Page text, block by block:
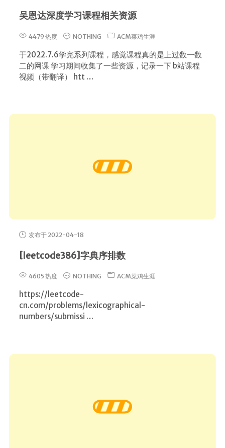
吴恩达深度学习课程相关资源
4479 热度 NOTHING ACM菜鸡生涯
于2022.7.6学完系列课程，感觉课程真的是上过数一数
二的网课 学习期间收集了一些资源，记录一下 b站课程
视频（带翻译） htt …
发布于 2022-04-18
[leetcode386]字典序排数
4605 热度 NOTHING ACM菜鸡生涯
https://leetcode-
cn.com/problems/lexicographical-
numbers/submissi …